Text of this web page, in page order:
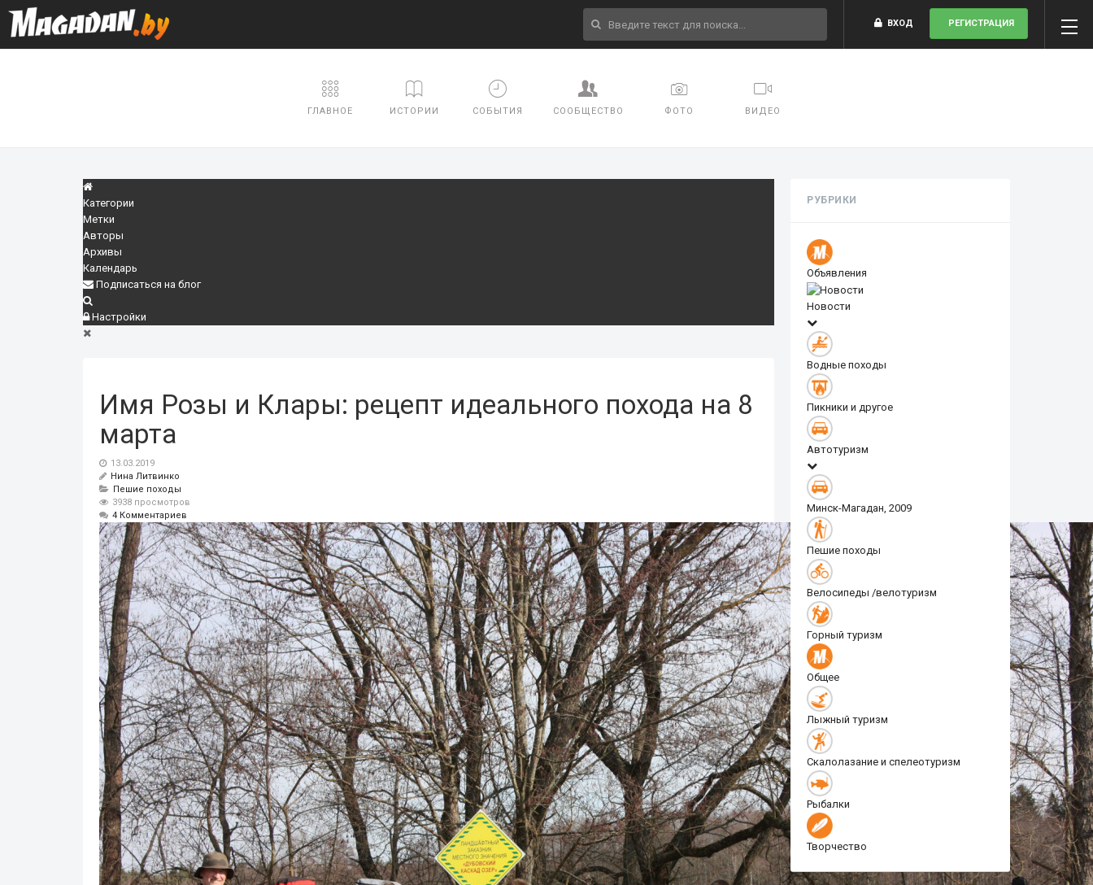
ВХОД РЕГИСТРАЦИЯ
ГЛАВНОЕ ИСТОРИИ СОБЫТИЯ СООБЩЕСТВО ФОТО ВИДЕО
Категории
Метки
Авторы
Архивы
Календарь
Подписаться на блог
Настройки
Имя Розы и Клары: рецепт идеального похода на 8
марта
13.03.2019
Нина Литвинко
Пешие походы
3938 просмотров
4 Комментариев
РУБРИКИ
Объявления
Новости
Водные походы
Пикники и другое
Автотуризм
Минск-Магадан, 2009
Пешие походы
Велосипеды /велотуризм
Горный туризм
Общее
Лыжный туризм
Скалолазание и спелеотуризм
Рыбалки
Творчество